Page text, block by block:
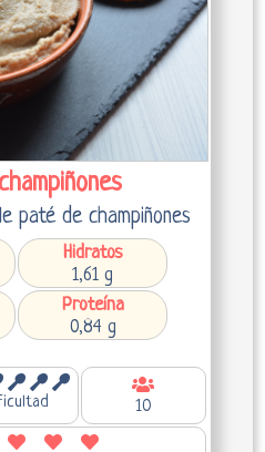
paté de champiñones
Hidratos
1,61 g
Proteína
0,84 g
10